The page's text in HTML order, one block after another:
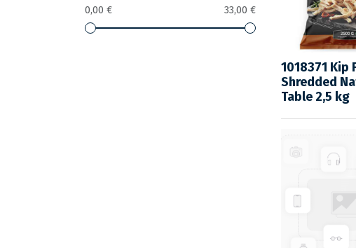
0,00 € 33,00 €
1018371 Kip
Shredded
Table 2,5 kg